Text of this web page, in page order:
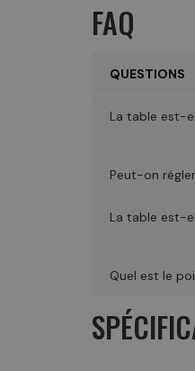
FAQ
QUESTIONS
La table est-
Peut-on
La table est-
Quel est le